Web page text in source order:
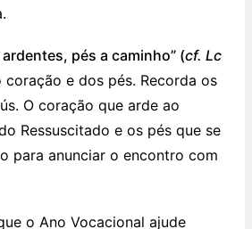
pés a caminho” (cf. Lc
coração e dos pés. Recorda os
O coração que arde ao
Ressuscitado e os pés que se
para anunciar o encontro com
o Ano Vocacional ajude